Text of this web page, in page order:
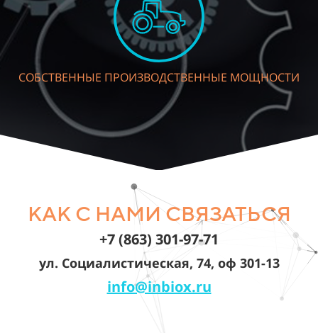
СОБСТВЕННЫЕ ПРОИЗВОДСТВЕННЫЕ МОЩНОСТИ
КАК С НАМИ СВЯЗАТЬСЯ
+7 (863) 301-97-71
ул. Социалистическая, 74, оф 301-13
info@inbiox.ru